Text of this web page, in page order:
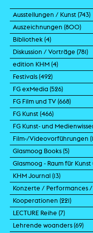
Ausstellungen / Kunst (743)
Auszeichnungen (800)
Bibliothek (4)
Diskussion / Vorträge (781)
edition KHM (4)
Festivals (492)
FG exMedia (526)
FG Film und TV (668)
FG Kunst (466)
FG Kunst- und
Film-/Videovorführungen (
Glasmoog Books (5)
Glasmoog - Raum für Kunst
KHM Journal (13)
Konzerte / Performances
Kooperationen (221)
LECTURE Reihe (7)
Lehrende woanders (69)